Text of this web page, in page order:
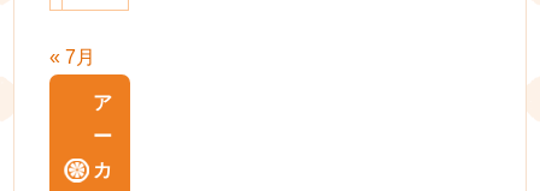
« 7月
ア
ー
カ